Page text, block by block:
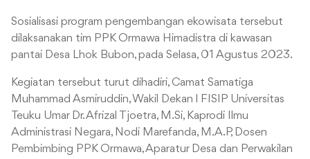
Sosialisasi program pengembangan ekowisata tersebut
dilaksanakan tim PPK Ormawa Himadistra di kawasan
pantai Desa Lhok Bubon, pada Selasa, 01 Agustus 2023.
Kegiatan tersebut turut dihadiri, Camat Samatiga
Muhammad Asmiruddin, Wakil Dekan l FISIP Universitas
Teuku Umar Dr. Afrizal Tjoetra, M.Si, Kaprodi Ilmu
Administrasi Negara, Nodi Marefanda, M.A.P, Dosen
Pembimbing PPK Ormawa, Aparatur Desa dan Perwakilan